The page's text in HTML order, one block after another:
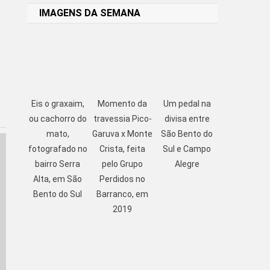
IMAGENS DA SEMANA
Eis o graxaim,
ou cachorro do
mato,
fotografado no
bairro Serra
Alta, em São
Bento do Sul
Momento da
travessia Pico-
Garuva x Monte
Crista, feita
pelo Grupo
Perdidos no
Barranco, em
2019
Um pedal na
divisa entre
São Bento do
Sul e Campo
Alegre